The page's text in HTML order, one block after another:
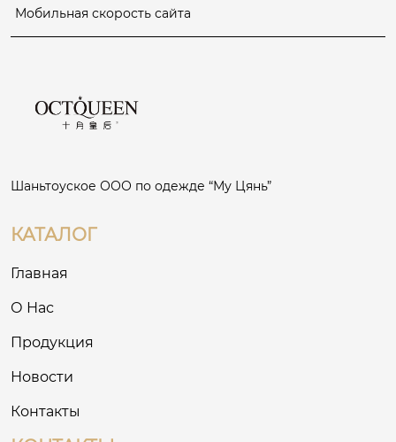
Мобильная скорость сайта
Шаньтоуское ООО по одежде “Му Цянь”
КАТАЛОГ
Главная
О Нас
Продукция
Новости
Контакты